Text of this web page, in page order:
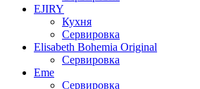
EJIRY
Кухня
Сервировка
Elisabeth Bohemia Original
Сервировка
Eme
Сервировка